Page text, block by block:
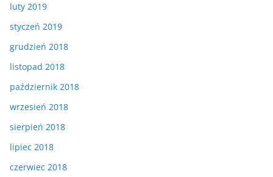
luty 2019
styczeń 2019
grudzień 2018
listopad 2018
październik 2018
wrzesień 2018
sierpień 2018
lipiec 2018
czerwiec 2018